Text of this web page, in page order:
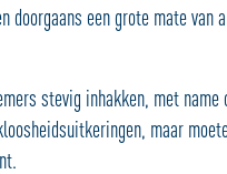
doorgaans een grote mate
stevig inhakken, met
maar